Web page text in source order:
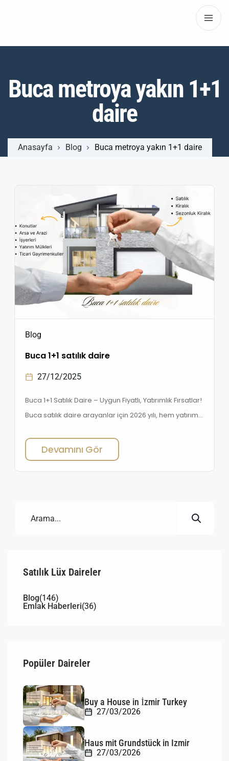
Buca metroya yakın 1+1
daire
Anasayfa Blog Buca metroya yakın 1+1 daire
Blog
Buca 1+1 satılık daire
27/12/2025
Buca 1+1 Satılık Daire – Uygun Fiyatlı, Yatırımlık Fırsatlar!
Buca satılık daire arayanlar için 2026 yılı, hem yatırım
öğrenci ve genç çalışan nüfusunun yoğun olduğu Buca
ilçesi, özellikle 1+1 daire tipleriyle büyük ilgi görüyor.
Uygun fiyatlı, düşük aidatlı ve merkezi konumlu 1+1
Devamını Gör
Satılık Lüx Daireler
Blog(146)
Emlak Haberleri(36)
Popüler Daireler
Buy a House in İzmir Turkey
27/03/2026
Haus mit Grundstück in Izmir
27/03/2026